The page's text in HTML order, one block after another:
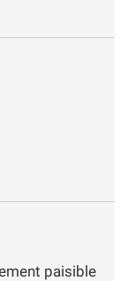
paisible